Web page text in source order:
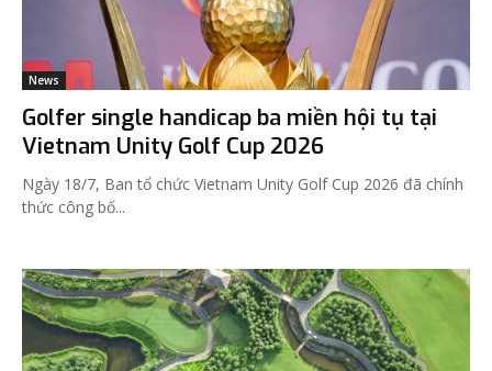
News
Golfer single handicap ba miền hội tụ tại
Vietnam Unity Golf Cup 2026
Ngày 18/7, Ban tổ chức Vietnam Unity Golf Cup 2026 đã chính
thức công bố...